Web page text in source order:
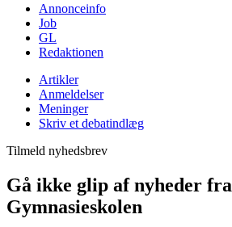
Annonceinfo
Job
GL
Redaktionen
Artikler
Anmeldelser
Meninger
Skriv et debatindlæg
Tilmeld nyhedsbrev
Gå ikke glip af nyheder fra
Gymnasieskolen